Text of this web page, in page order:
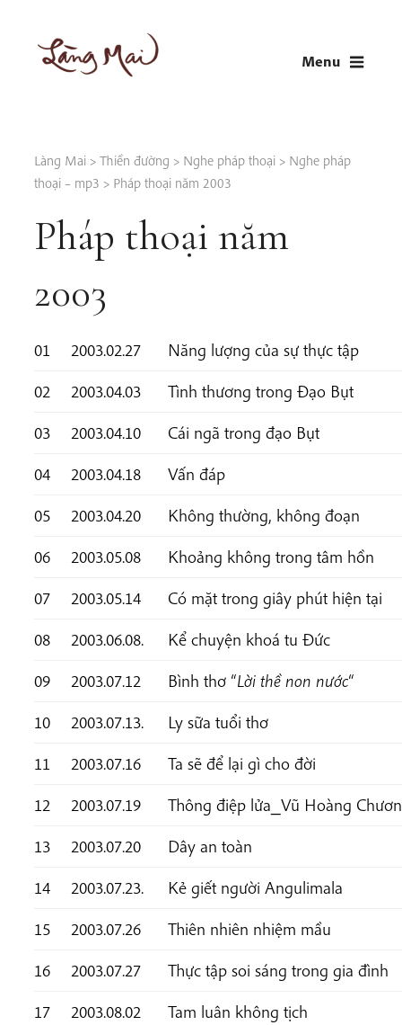
content
Menu
Làng Mai > Thiền đường > Nghe pháp thoại > Nghe pháp
thoại – mp3 > Pháp thoại năm 2003
Pháp thoại năm
2003
01 2003.02.27
Năng lượng của sự thực tập
02
2003.04.03
Tình thương trong Đạo Bụt
03
2003.04.10
Cái ngã trong đạo Bụt
04
2003.04.18
Vấn đáp
05
2003.04.20
Không thường, không đoạn
06
2003.05.08
Khoảng không trong tâm hồn
07
2003.05.14
Có mặt trong giây phút hiện tại
08
2003.06.08.
Kể chuyện khoá tu Đức
09
2003.07.12 Bình thơ “Lời thề non nước“
10
2003.07.13.
Ly sữa tuổi thơ
11
2003.07.16
Ta sẽ để lại gì cho đời
12
2003.07.19
Thông điệp lửa_Vũ Hoàng
13
2003.07.20
Dây an toàn
14
2003.07.23.
Kẻ giết người Angulimala
15
2003.07.26
Thiên nhiên nhiệm mầu
16
2003.07.27
Thực tập soi sáng trong gia đình
17
2003.08.02
Tam luân không tịch